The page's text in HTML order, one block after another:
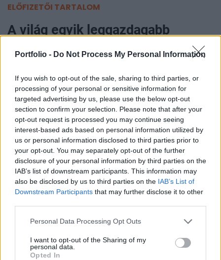
Portfolio - Do Not Process My Personal Information
If you wish to opt-out of the sale, sharing to third parties, or
processing of your personal or sensitive information for
targeted advertising by us, please use the below opt-out
section to confirm your selection. Please note that after your
opt-out request is processed you may continue seeing
interest-based ads based on personal information utilized by
us or personal information disclosed to third parties prior to
your opt-out. You may separately opt-out of the further
disclosure of your personal information by third parties on the
IAB’s list of downstream participants. This information may
also be disclosed by us to third parties on the IAB’s List of
Downstream Participants that may further disclose it to other
Personal Data Processing Opt Outs
I want to opt-out of the Sharing of my
personal data.
Opted In
ELŐFIZETŐI TARTALOM
A világ egyik leggazdagabb
embere 98%-os diszkonttal veheti
meg a becsődölt ingatlanfejlesztőt
Portfolio
2023. január 09. 17:50
Az Adani Goodhomes, amely az indiai Gautam
Adani, a világ harmadik leggazdagabb emberének
cége, 98%-os diszkonttal juthat hozzá egy csődbe
ment ingatlanfejlesztőhöz – számol be a hírről a
Bloomberg.
Professional Investment Day 2026Ismét jön a Portfolio
szűk körű, exkluzív meetupja a magyar vagyonkezelői piac
résztvevői számára! Kíváncsi vagy, melyek lesznek a 2027-
az egyedülálló lehetőség az exkluzív kapcsolatteremtésre
és networkingre, a legfontosabb trendek és várakozások